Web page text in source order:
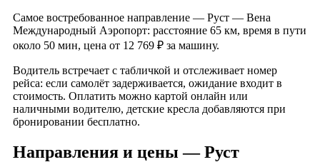
Самое востребованное направление — Руст — Вена
Международный Аэропорт: расстояние 65 км, время в пути
около 50 мин, цена от 12 769 ₽ за машину.
Водитель встречает с табличкой и отслеживает номер
рейса: если самолёт задерживается, ожидание входит в
стоимость. Оплатить можно картой онлайн или
наличными водителю, детские кресла добавляются при
бронировании бесплатно.
Направления и цены — Руст